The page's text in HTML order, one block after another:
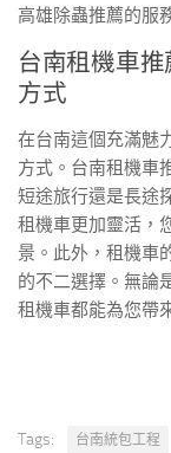
高雄除蟲推薦的服
台南租機車
方式
在台南這個充滿魅
方式。台南租機車
短途旅行還是長途
租機車更加靈活，
景。此外，租機車
的不二選擇。無論
租機車都能為您帶
Tags: 台南統包工程